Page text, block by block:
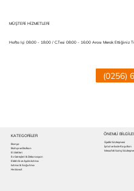
Hafta Içi 08:00 - 18:00 / C.tesi 08:00 - 16:00 Arası Merak Ettiğiniz
MÜŞTERİ HİZMETLERİ
(0256)
KATEGORİLER
Banyo
Bahçe ve Balkon
El Aletleri
Ev Gereçleri & Dekorasyon
Elektrik ve Aydınlatma
Isıtma & Soğutma
Hırdavat
ÖNEMLİ
Üyelik Sözleşmesi
İptal ve İade Koşulları
Mesafeli Satış